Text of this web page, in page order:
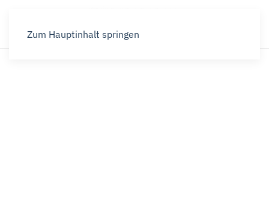
Zum Hauptinhalt springen